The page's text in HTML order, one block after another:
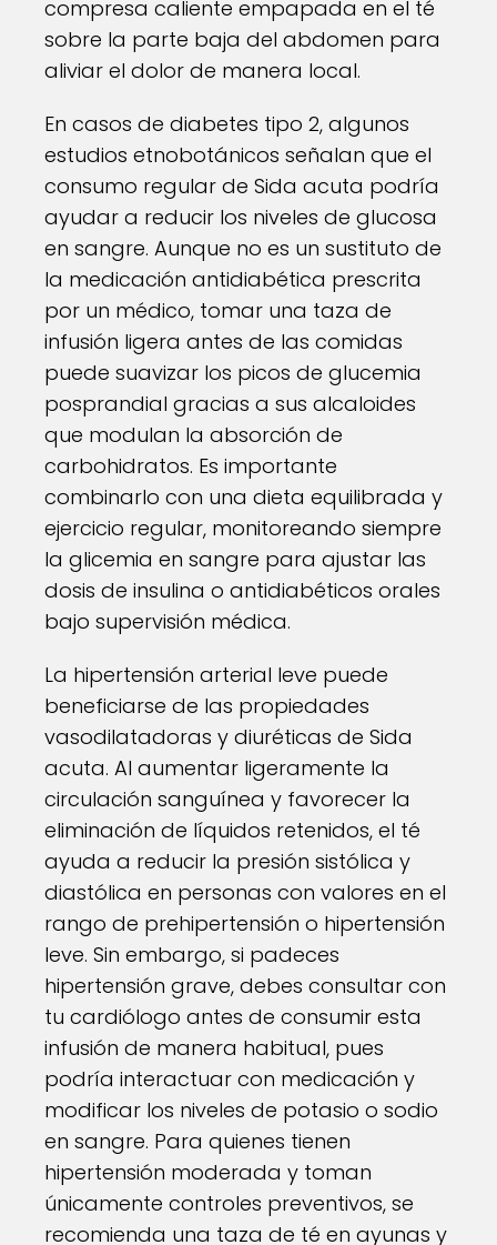
compresa caliente empapada en el té
sobre la parte baja del abdomen para
aliviar el dolor de manera local.
En casos de diabetes tipo 2, algunos
estudios etnobotánicos señalan que el
consumo regular de Sida acuta podría
ayudar a reducir los niveles de glucosa
en sangre. Aunque no es un sustituto de
la medicación antidiabética prescrita
por un médico, tomar una taza de
infusión ligera antes de las comidas
puede suavizar los picos de glucemia
posprandial gracias a sus alcaloides
que modulan la absorción de
carbohidratos. Es importante
combinarlo con una dieta equilibrada y
ejercicio regular, monitoreando siempre
la glicemia en sangre para ajustar las
dosis de insulina o antidiabéticos orales
bajo supervisión médica.
La hipertensión arterial leve puede
beneficiarse de las propiedades
vasodilatadoras y diuréticas de Sida
acuta. Al aumentar ligeramente la
circulación sanguínea y favorecer la
eliminación de líquidos retenidos, el té
ayuda a reducir la presión sistólica y
diastólica en personas con valores en el
rango de prehipertensión o hipertensión
leve. Sin embargo, si padeces
hipertensión grave, debes consultar con
tu cardiólogo antes de consumir esta
infusión de manera habitual, pues
podría interactuar con medicación y
modificar los niveles de potasio o sodio
en sangre. Para quienes tienen
hipertensión moderada y toman
únicamente controles preventivos, se
recomienda una taza de té en ayunas y